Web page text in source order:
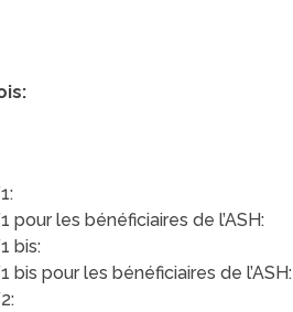
les bénéficiaires de l’ASH:
bis:
pour les bénéficiaires de l’ASH: